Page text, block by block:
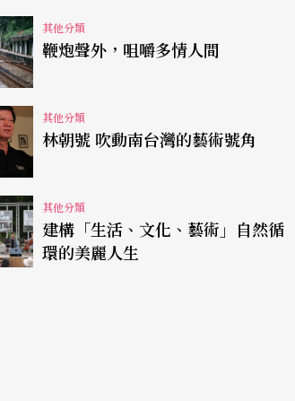
就少有純音樂類型的演出，另一方面，
出的思維，使得原本可以靈活運用空間
。但就實驗劇場的概念而言，這種單一
其他分類
鞭炮聲外，咀嚼多情人間
其他分類
林朝號 吹動南台灣的藝術號角
其他分類
建構「生活、文化、藝術」自然循
環的美麗人生